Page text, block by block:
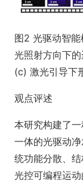
图2 光驱动智
光照射方向下
(c) 激光引导下
观点评述
本研究构建了
一体的光驱动
统功能分散、
光控可编程运